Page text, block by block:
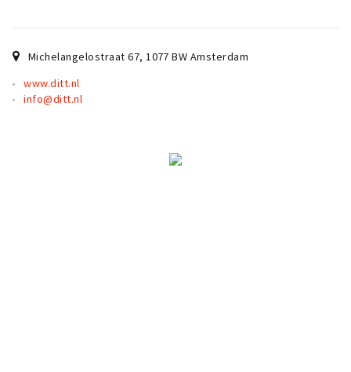
Michelangelostraat 67,1077 BW Amsterdam
www.ditt.nl
info@ditt.nl